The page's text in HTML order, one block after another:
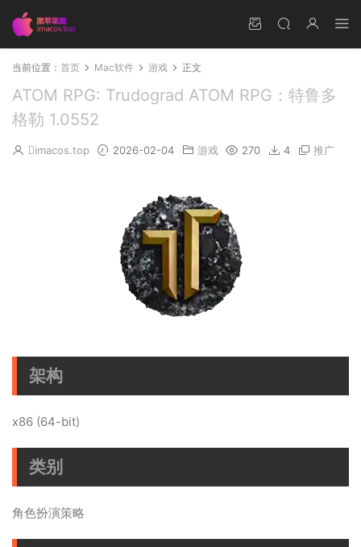
当前位置： 首页 Mac软件 游戏 正文
ATOM RPG: Trudograd ATOM RPG：特鲁多
格勒 1.0552
imacos.top 2026-02-04 游戏 270 4 推广
架构
x86 (64-bit)
类别
角色扮演策略